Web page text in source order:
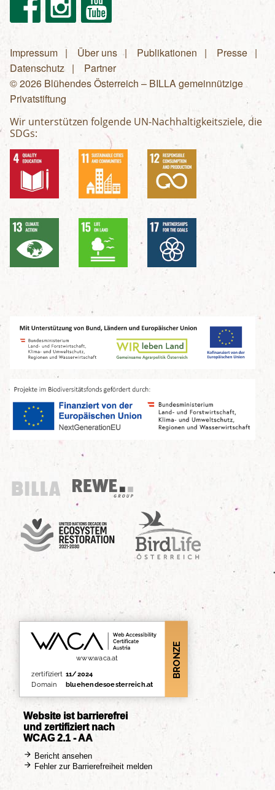
Fußzeilenmenü
Impressum Über uns Publikationen
Presse
Datenschutz
Partner
© 2026 Blühendes Österreich – BILLA gemeinnützige
Privatstiftung
Wir unterstützen folgende UN-Nachhaltigkeitsziele, die
SDGs:
Billa
REWE Group
UN Decade
Birdlife